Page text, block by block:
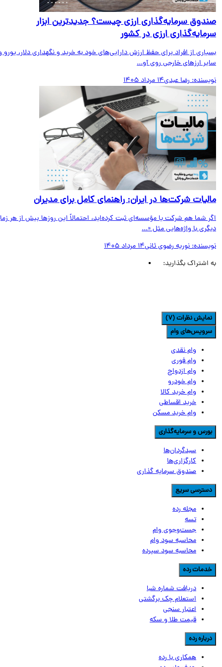
سرمایه‌گذاری ارزی چیست؟ جدیدترین ابزار
ارزی در کشور
از افراد برای حفظ ارزش دارایی‌های خود به خرید و نگهداری دلار، یورو و
ارزهای خارجی روی آو...
رضا عبدی14 مرداد 1405
شرکت‌ها در ایران: راهنمای کامل برای مدیران
شما هم شرکت یا مؤسسه‌ای ثبت کرده‌اید، احتمالاً این روزها بیش از هر زمان
با واژه‌هایی مثل «...
نوریه رضوی ثانی14 مرداد 1405
اشتراک بگذارید:
نظرات (7)
وام
وام نقدی
وام فوری
وام ازدواج
وام خودرو
وام خرید کالا
خرید اقساطی
وام خرید مسکن
و سرمایه‌گذاری
سبدگردان‌ها
کارگزاری‌ها
صندوق سرمایه گذاری
سریع
مجله رده
تسه
جست‌وجوی وام
محاسبه سود وام
محاسبه سود سپرده
رده
دریافت شماره شبا
استعلام چک برگشتی
اعتبار سنجی
قیمت طلا و سکه
رده
همکاری با رده